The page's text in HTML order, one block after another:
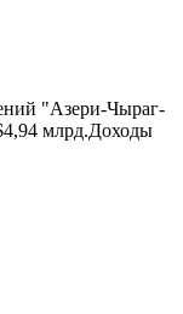
"Азери-Чыраг-
млрд.Доходы